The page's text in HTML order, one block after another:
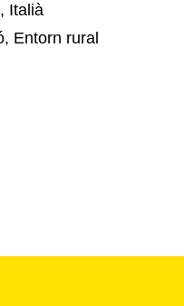
Italià
Entorn rural